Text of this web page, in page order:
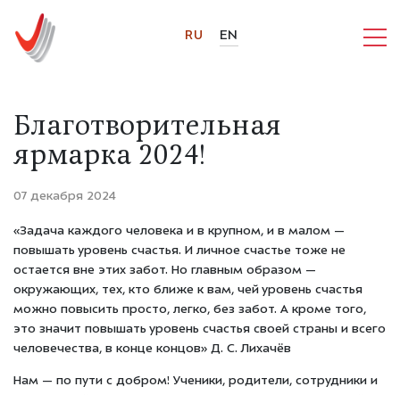
RU EN
Благотворительная
ярмарка 2024!
07 декабря 2024
«Задача каждого человека и в крупном, и в малом —
повышать уровень счастья. И личное счастье тоже не
остается вне этих забот. Но главным образом —
окружающих, тех, кто ближе к вам, чей уровень счастья
можно повысить просто, легко, без забот. А кроме того,
это значит повышать уровень счастья своей страны и всего
человечества, в конце концов» Д. С. Лихачёв
Нам — по пути с добром! Ученики, родители, сотрудники и